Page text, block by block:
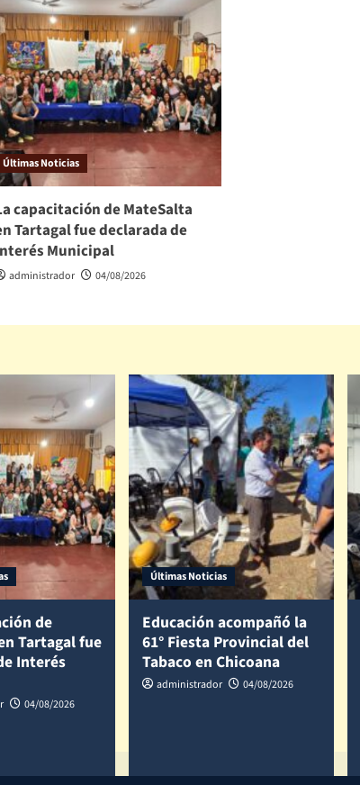
Últimas Noticias
capacitación de MateSalta
Tartagal fue declarada de
Municipal
administrador 04/08/2026
de
Tartagal fue
Interés
04/08/2026
Últimas Noticias
Educación acompañó la
61° Fiesta Provincial del
Tabaco en Chicoana
administrador 04/08/2026